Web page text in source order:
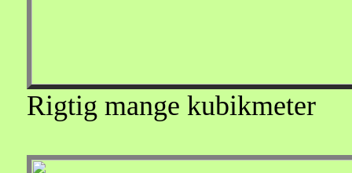
Rigtig mange kubikmeter